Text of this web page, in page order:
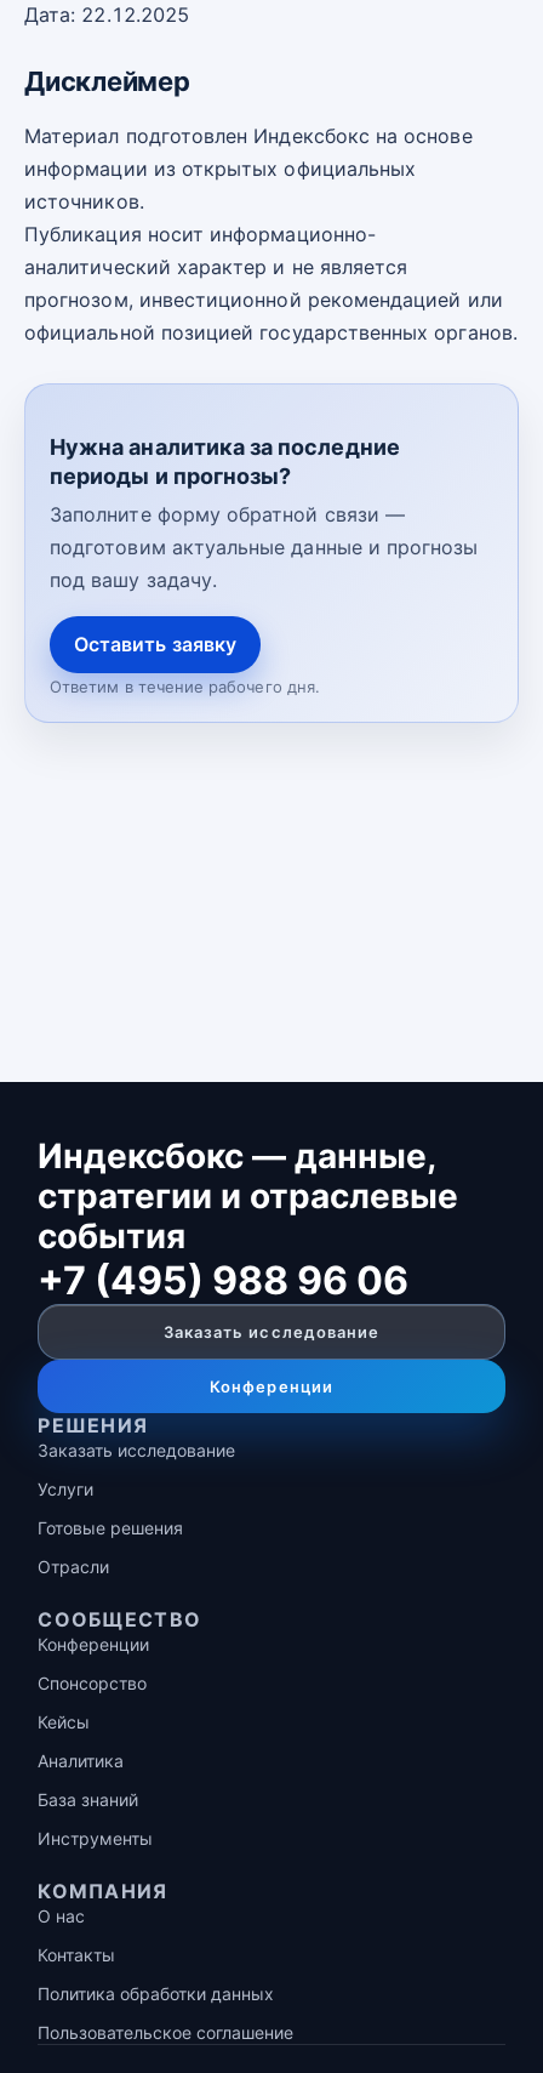
Дата: 22.12.2025
Дисклеймер
Материал подготовлен Индексбокс на основе
информации из открытых официальных
источников.
Публикация носит информационно-
аналитический характер и не является
прогнозом, инвестиционной рекомендацией или
официальной позицией государственных органов.
Нужна аналитика за последние
периоды и прогнозы?
Заполните форму обратной связи —
подготовим актуальные данные и прогнозы
под вашу задачу.
Оставить заявку
Ответим в течение рабочего дня.
Индексбокс — данные,
стратегии и отраслевые
события
+7 (495) 988 96 06
Заказать исследование
Конференции
РЕШЕНИЯ
Заказать исследование
Услуги
Готовые решения
Отрасли
СООБЩЕСТВО
Конференции
Спонсорство
Кейсы
Аналитика
База знаний
Инструменты
КОМПАНИЯ
О нас
Контакты
Политика обработки данных
Пользовательское соглашение